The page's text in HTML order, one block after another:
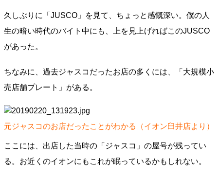
久しぶりに「JUSCO」を見て、ちょっと感慨深い。僕の人
生の暗い時代のバイト中にも、上を見上げればこのJUSCO
があった。
ちなみに、過去ジャスコだったお店の多くには、「大規模小
売店舗プレート」がある。
元ジャスコのお店だったことがわかる（イオン臼井店より）
ここには、出店した当時の「ジャスコ」の屋号が残ってい
る。お近くのイオンにもこれが眠っているかもしれない。